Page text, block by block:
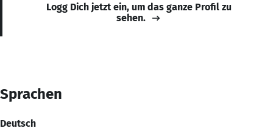
Logg Dich jetzt ein, um das ganze Profil zu
sehen.
Sprachen
Deutsch